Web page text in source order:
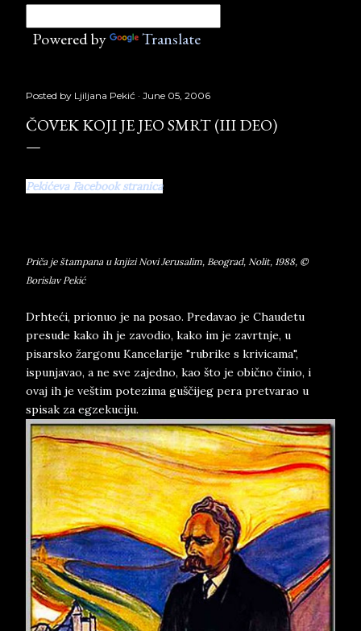
Powered by Translate
Posted by Ljiljana Pekić June 05, 2006
ČOVEK KOJI JE JEO SMRT (III DEO)
Pekićeva Facebook stranica
Priča je štampana u knjizi Novi Jerusalim, Beograd, Nolit, 1988, ©
Borislav Pekić
Drhteći, prionuo je na posao. Predavao je Chaudetu
presude kako ih je zavodio, kako im je zavrtnje, u
pisarsko žargonu Kancelarije "rubrike s krivicama",
ispunjavao, a ne sve zajedno, kao što je obično činio, i
ovaj ih je veštim potezima guščijeg pera pretvarao u
spisak za egzekuciju.